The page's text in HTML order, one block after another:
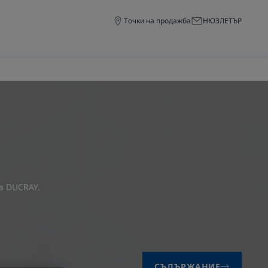
Точки на продажба НЮЗЛЕТЪР
.